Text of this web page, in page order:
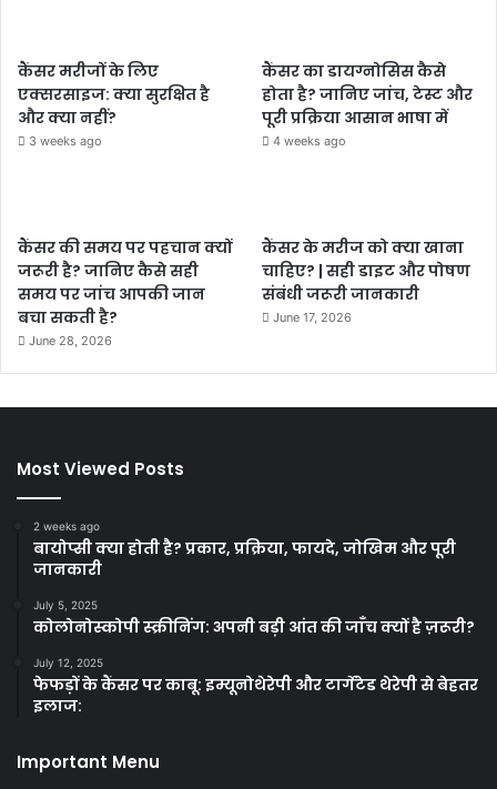
कैंसर मरीजों के लिए
एक्सरसाइज: क्या सुरक्षित है
और क्या नहीं?
3 weeks ago
कैंसर का डायग्नोसिस कैसे
होता है? जानिए जांच, टेस्ट और
पूरी प्रक्रिया आसान भाषा में
4 weeks ago
कैंसर की समय पर पहचान क्यों
जरूरी है? जानिए कैसे सही
समय पर जांच आपकी जान
बचा सकती है?
June 28, 2026
कैंसर के मरीज को क्या खाना
चाहिए? | सही डाइट और पोषण
संबंधी जरूरी जानकारी
June 17, 2026
Most Viewed Posts
2 weeks ago
बायोप्सी क्या होती है? प्रकार, प्रक्रिया, फायदे, जोखिम और पूरी
जानकारी
July 5, 2025
कोलोनोस्कोपी स्क्रीनिंग: अपनी बड़ी आंत की जाँच क्यों है ज़रूरी?
July 12, 2025
फेफड़ों के कैंसर पर काबू: इम्यूनोथेरेपी और टार्गेटेड थेरेपी से बेहतर
इलाज:
Important Menu